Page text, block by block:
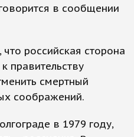
в сообщении
российская сторона
правительству
смертный
соображений.
в 1979 году,